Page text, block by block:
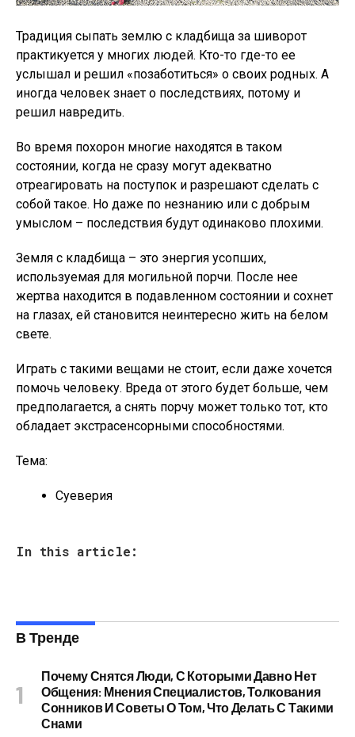
Традиция сыпать землю с кладбища за шиворот
практикуется у многих людей. Кто-то где-то ее
услышал и решил «позаботиться» о своих родных. А
иногда человек знает о последствиях, потому и
решил навредить.
Во время похорон многие находятся в таком
состоянии, когда не сразу могут адекватно
отреагировать на поступок и разрешают сделать с
собой такое. Но даже по незнанию или с добрым
умыслом – последствия будут одинаково плохими.
Земля с кладбища – это энергия усопших,
используемая для могильной порчи. После нее
жертва находится в подавленном состоянии и сохнет
на глазах, ей становится неинтересно жить на белом
свете.
Играть с такими вещами не стоит, если даже хочется
помочь человеку. Вреда от этого будет больше, чем
предполагается, а снять порчу может только тот, кто
обладает экстрасенсорными способностями.
Тема:
Суеверия
In this article:
В Тренде
Почему Снятся Люди, С Которыми Давно Нет
Общения: Мнения Специалистов, Толкования
Сонников И Советы О Том, Что Делать С Такими
Снами